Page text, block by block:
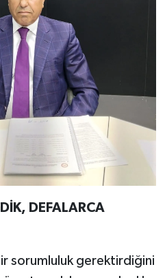
DEFALARCA
sorumluluk gerektirdiğini